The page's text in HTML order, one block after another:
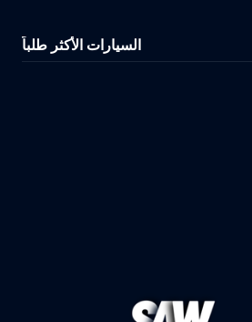
السيارات الأكثر طلباً